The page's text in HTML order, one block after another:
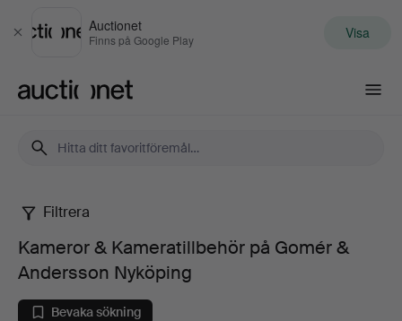
Stäng
Auctionet
Finns på Google Play Visa
Kameror
Kameratillbehör
Filtrera
Kameror & Kameratillbehör på Gomér &
Andersson Nyköping
Bevaka sökning